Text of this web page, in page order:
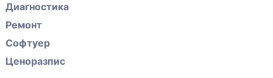
Диагностика
Ремонт
Софтуер
Ценоразпис